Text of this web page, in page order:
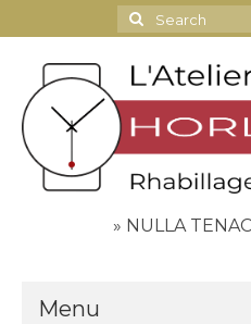
Search
for:
» NULLA
Menu